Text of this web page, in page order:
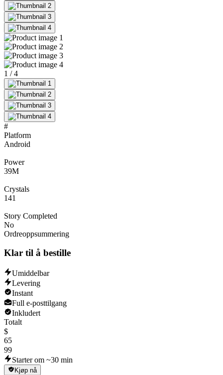
1 /4
#
Platform
Android
Power
39M
Crystals
141
Story Completed
No
Ordreoppsummering
Klar til å bestille
Umiddelbar
Levering
Instant
Full e-posttilgang
Inkludert
Totalt
$
65
99
Starter om ~30 min
Kjøp nå